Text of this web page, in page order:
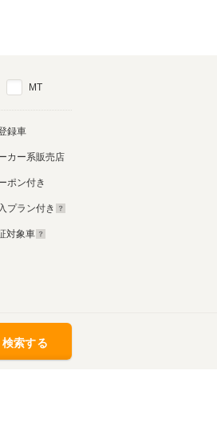
MT
録車
カー系販売店
ポン付き
プラン付き
対象車
検索する